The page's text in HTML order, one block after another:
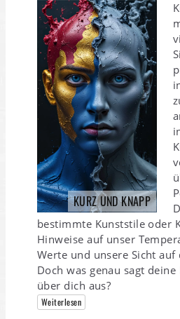
KURZ UND KNAPP
bestimmte Kunststile oder
Hinweise auf unser
Werte und unsere Sicht auf
Doch was genau sagt
über dich aus?
Weiterlesen